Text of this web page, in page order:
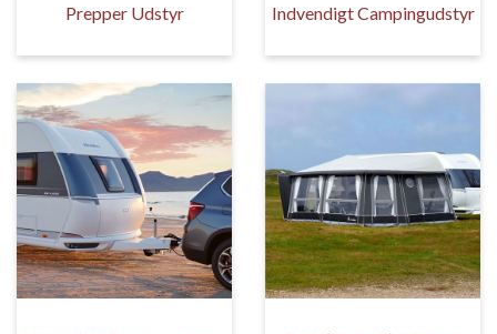
Prepper Udstyr Indvendigt Campingudstyr